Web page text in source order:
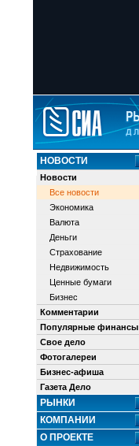
НОВОСТИ
Новости
Все новости
Экономика
Валюта
Деньги
Страхование
Недвижимость
Ценные бумаги
Бизнес
Комментарии
Популярные финансы
Свое дело
Фотогалереи
Бизнес-афиша
Газета Дело
РЫНКИ
КОМПАНИИ
О ПРОЕКТЕ